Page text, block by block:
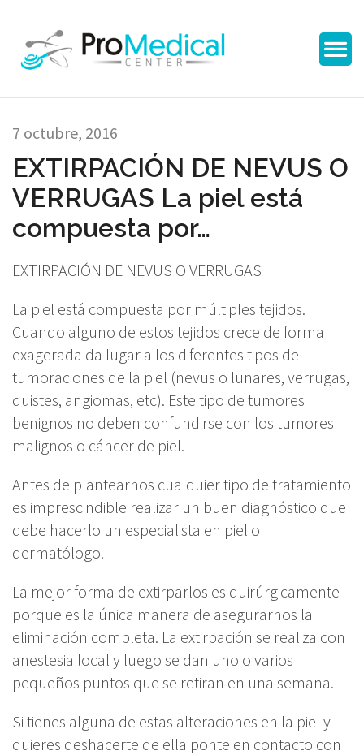
7 octubre, 2016
EXTIRPACIÓN DE NEVUS O
VERRUGAS La piel está
compuesta por…
EXTIRPACIÓN DE NEVUS O VERRUGAS
La piel está compuesta por múltiples tejidos.
Cuando alguno de estos tejidos crece de forma
exagerada da lugar a los diferentes tipos de
tumoraciones de la piel (nevus o lunares, verrugas,
quistes, angiomas, etc). Este tipo de tumores
benignos no deben confundirse con los tumores
malignos o cáncer de piel.
Antes de plantearnos cualquier tipo de tratamiento
es imprescindible realizar un buen diagnóstico que
debe hacerlo un especialista en piel o
dermatólogo.
La mejor forma de extirparlos es quirúrgicamente
porque es la única manera de asegurarnos la
eliminación completa. La extirpación se realiza con
anestesia local y luego se dan uno o varios
pequeños puntos que se retiran en una semana.
Si tienes alguna de estas alteraciones en la piel y
quieres deshacerte de ella ponte en contacto con